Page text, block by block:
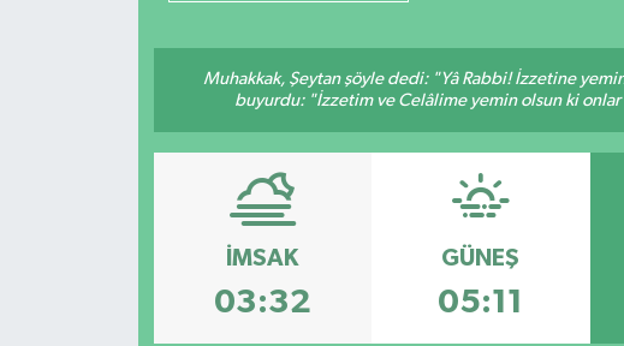
Muhakkak, Şeytan şöyle dedi: "Yâ Rabbi! İzzetine
buyurdu: "İzzetim ve Celâlime yemin olsun ki
İMSAK
03:32
GÜNEŞ
05:11